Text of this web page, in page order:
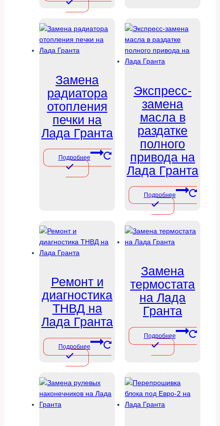
Замена
радиатора
отопления
печки на
Лада Гранта
Подробнее
Экспресс-
замена
масла в
раздатке
полного
привода на
Лада Гранта
Подробнее
Ремонт и
диагностика
ТНВД на
Лада Гранта
Подробнее
Замена
термостата
на Лада
Гранта
Подробнее